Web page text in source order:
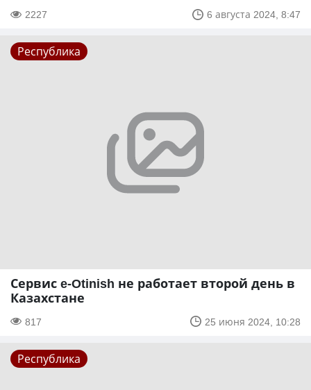
2227 6 августа 2024, 8:47
Республика
Сервис e-Otinish не работает второй день в
Казахстане
817 25 июня 2024, 10:28
Республика